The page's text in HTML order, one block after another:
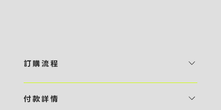
訂 購 流 程
預 約 〉，參看官網上的商品目錄和作品照片去選擇心儀的款式，同時可
付 款 詳 情